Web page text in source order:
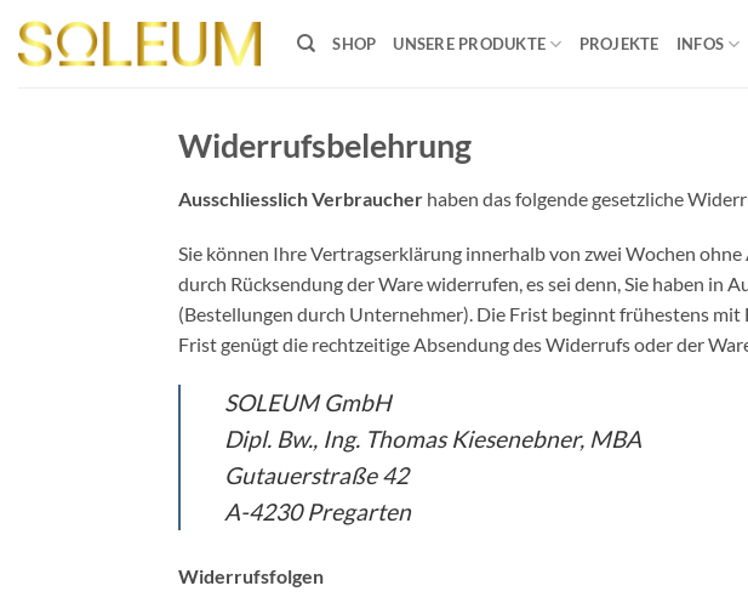
Inhalt
springen
SHOP UNSERE PRODUKTE PROJEKTE INFOS
Widerrufsbelehrung
Ausschliesslich Verbraucher haben das folgende gesetzliche
Sie können Ihre Vertragserklärung innerhalb von zwei Wochen
durch Rücksendung der Ware widerrufen, es sei denn, Sie haben
(Bestellungen durch Unternehmer). Die Frist beginnt frühestens
Frist genügt die rechtzeitige Absendung des Widerrufs oder der
SOLEUM GmbH
Dipl. Bw., Ing. Thomas Kiesenebner, MBA
Gutauerstraße 42
A-4230 Pregarten
Widerrufsfolgen